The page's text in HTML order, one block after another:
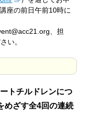
座の前日午前10時に
、担
い。
トチルドレンにつ
めざす全4回の連続